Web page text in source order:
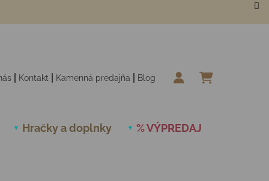
Kontakt Kamenná predajňa Blog
Hračky a doplnky % VÝPREDAJ